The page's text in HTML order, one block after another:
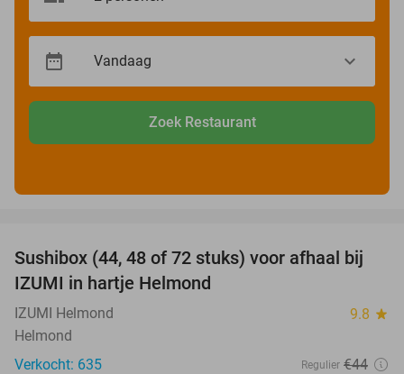
Zoek Restaurant
45%
Sushibox (44, 48 of 72 stuks) voor afhaal bij
IZUMI in hartje Helmond
IZUMI Helmond 9.8 star
Helmond
Verkocht: 635
Regulier €44